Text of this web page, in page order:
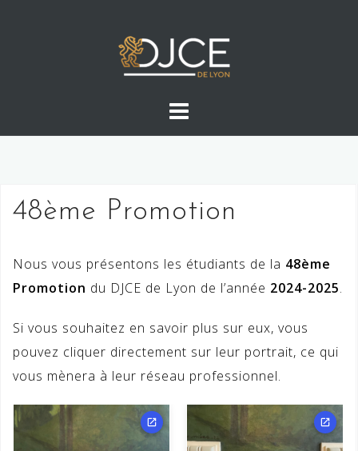
48ème Promotion
Nous vous présentons les étudiants de la 48ème
Promotion du DJCE de Lyon de l’année 2024-2025.
Si vous souhaitez en savoir plus sur eux, vous
pouvez cliquer directement sur leur portrait, ce qui
vous mènera à leur réseau professionnel.